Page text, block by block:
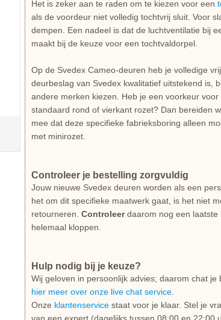
Het is zeker aan te raden om te kiezen voor een
als de voordeur niet volledig tochtvrij sluit. Voor
dempen. Een nadeel is dat de luchtventilatie bij
maakt bij de keuze voor een tochtvaldorpel.
Op de Svedex Cameo-deuren heb je volledige
deurbeslag van Svedex kwalitatief uitstekend is,
andere merken kiezen. Heb je een voorkeur
standaard rond of vierkant rozet? Dan bereiden
mee dat deze specifieke fabrieksboring alleen
met minirozet.
Controleer je bestelling zorgvuldig
Jouw nieuwe Svedex deuren worden als een
het om dit specifieke maatwerk gaat, is het niet
retourneren. Controleerdaarom nog een laatste
helemaal kloppen.
Hulp nodig bij je keuze?
Wij geloven in persoonlijk advies; daarom chat
hier meer over onze live chat service
Onze klantenservice staat voor je klaar. Stel je